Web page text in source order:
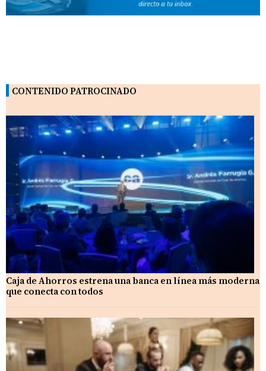
CONTENIDO PATROCINADO
Caja de Ahorros estrena una banca en línea más moderna
que conecta con todos